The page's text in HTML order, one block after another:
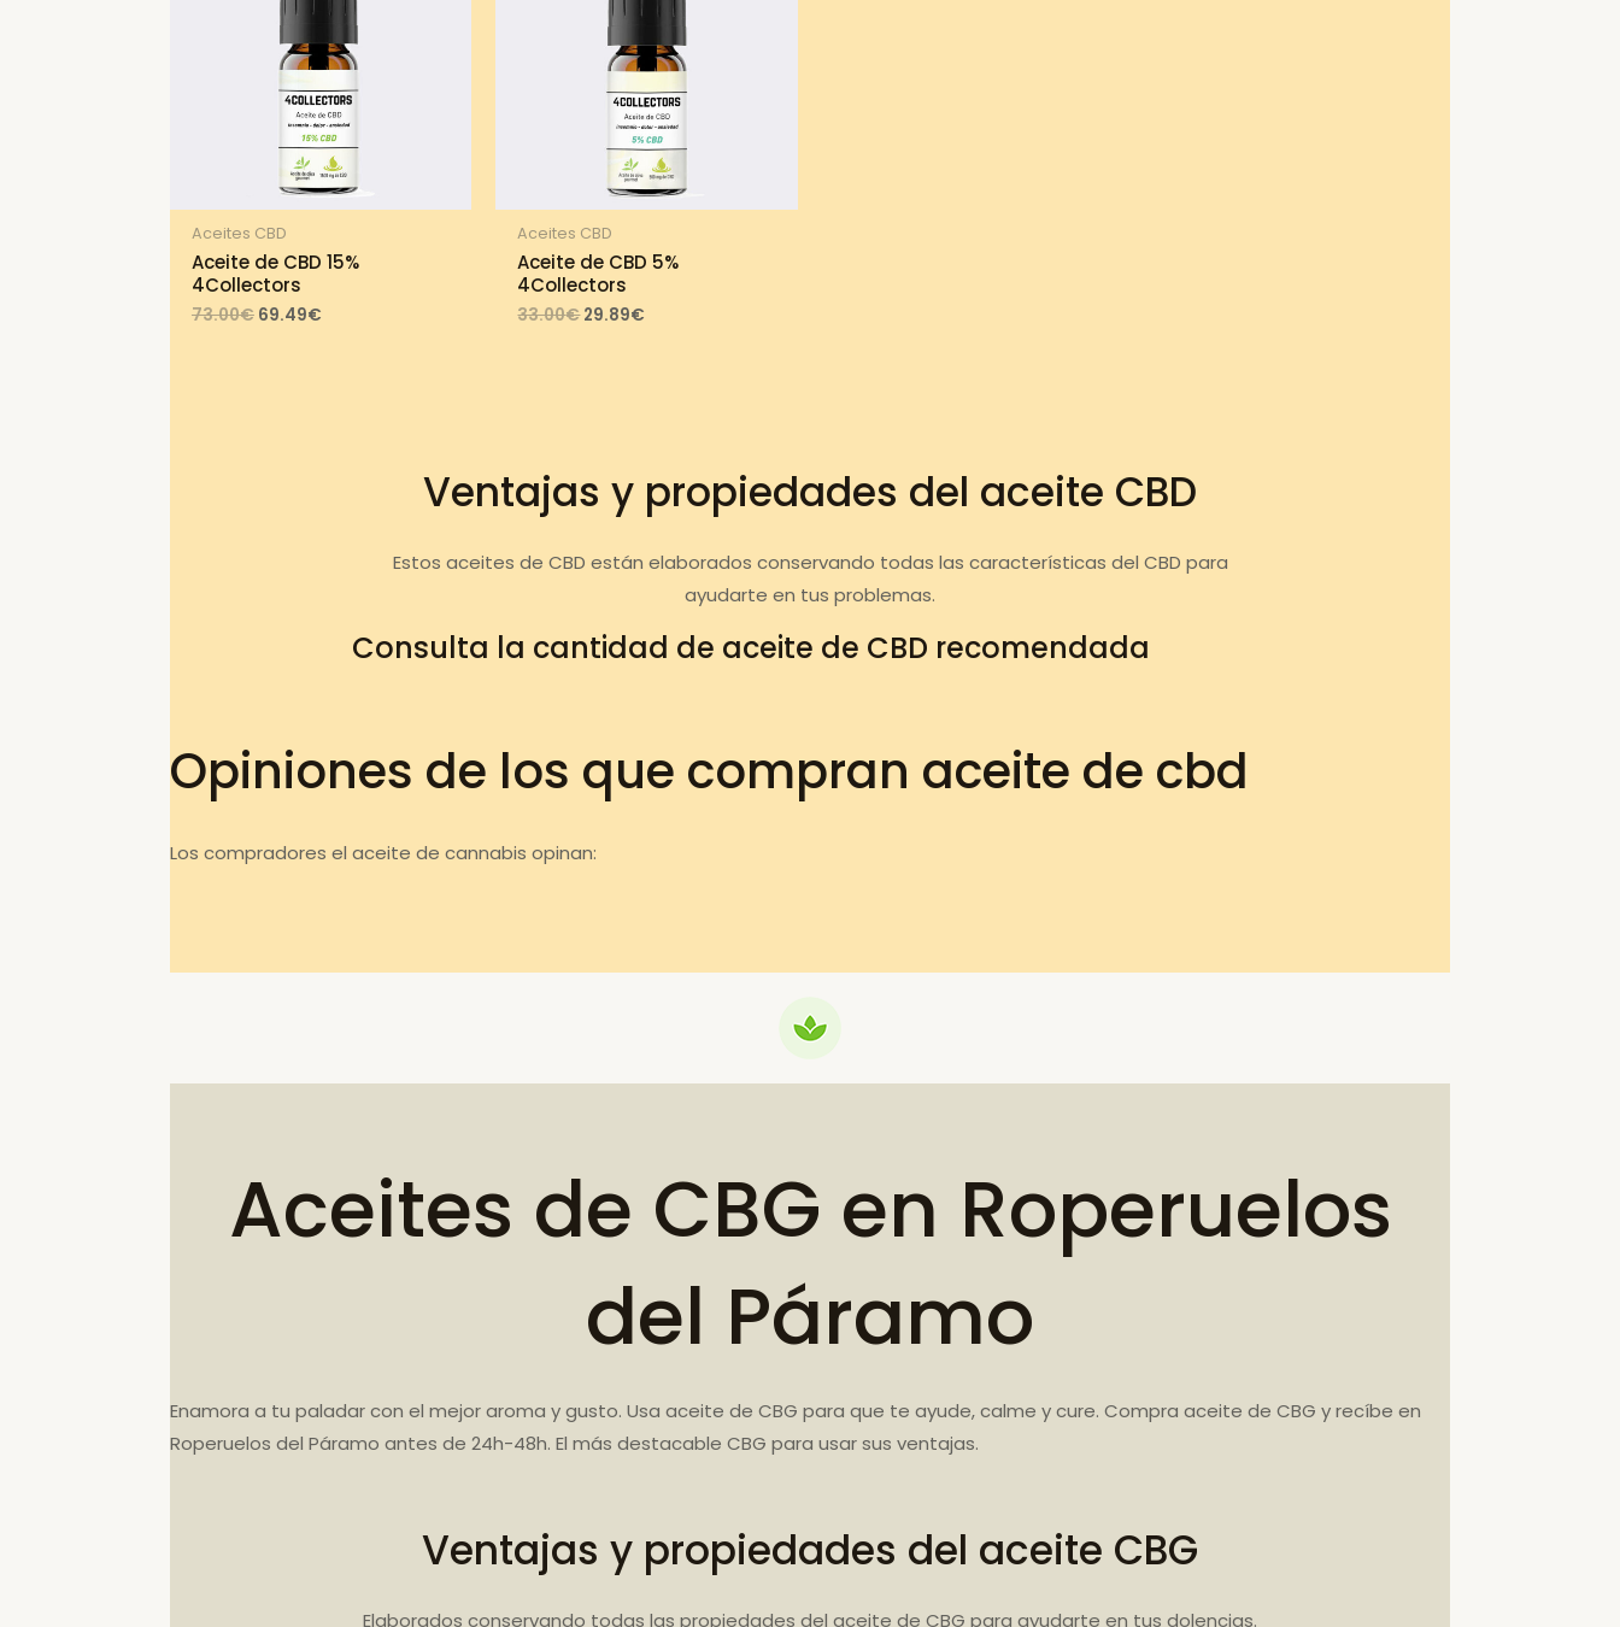
Aceites CBD
Aceite de CBD 15%
4Collectors
73.00€ Original
69.49€Current
Aceites CBD
Aceite de CBD 5%
4Collectors
33.00€Original
29.89€
Ventajas y propiedades del aceite CBD
Estos aceites de CBD están elaborados conservando todas las características del CBD para
ayudarte en tus problemas.
Consulta la cantidad de aceite de CBD recomendada
Opiniones de los que compran aceite de cbd
Los compradores el aceite de cannabis opinan:
Aceites de CBG en Roperuelos
del Páramo
Enamora a tu paladar con el mejor aroma y gusto. Usa aceite de CBG para que te ayude, calme y cure. Compra aceite de CBG y recíbe en
Roperuelos del Páramo antes de 24h-48h. El más destacable CBG para usar sus ventajas.
Ventajas y propiedades del aceite CBG
Elaborados conservando todas las propiedades del aceite de CBG para ayudarte en tus dolencias.